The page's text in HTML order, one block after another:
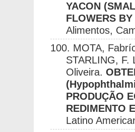
YACON
FLOWERS
Alimentos,
100. MOTA,
STARLING,
Oliveira.
PRODUÇÃO
REDIMENTO
Latino